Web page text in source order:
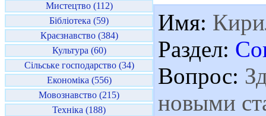
Мистецтво (112)
Бібліотека (59)
Краєзнавство (384)
Культура (60)
Сільське господарство (34)
Економіка (556)
Мовознавство (215)
Техніка (188)
Имя:
Раздел:
Вопрос:
новыми